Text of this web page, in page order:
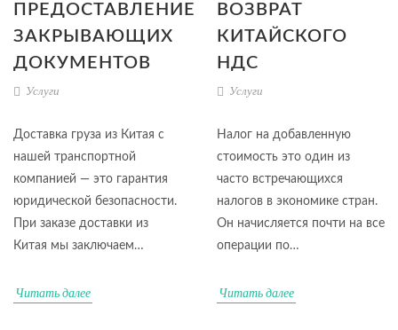
ПРЕДОСТАВЛЕНИЕ
ЗАКРЫВАЮЩИХ
ДОКУМЕНТОВ
Услуги
Доставка груза из Китая с
нашей транспортной
компанией — это гарантия
юридической безопасности.
При заказе доставки из
Китая мы заключаем…
Читать далее
ВОЗВРАТ
КИТАЙСКОГО
НДС
Услуги
Налог на добавленную
стоимость это один из
часто встречающихся
налогов в экономике стран.
Он начисляется почти на все
операции по…
Читать далее